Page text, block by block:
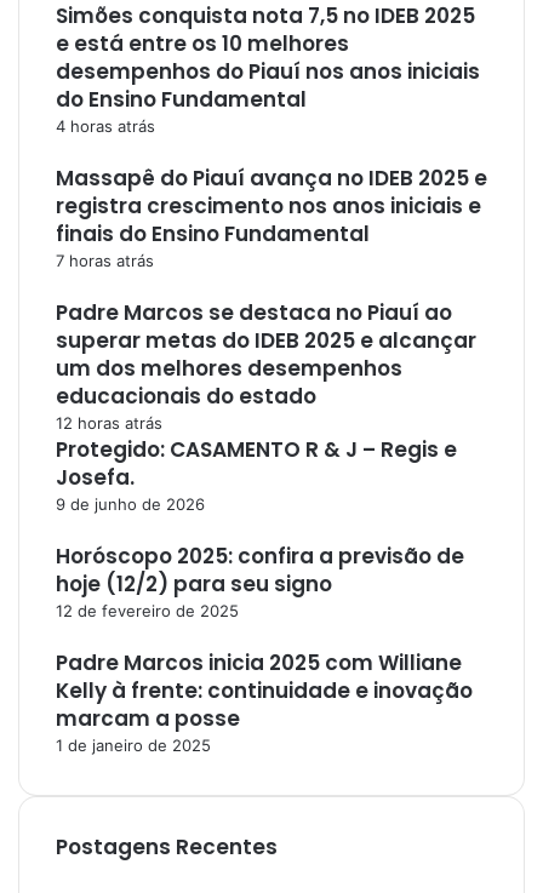
Simões conquista nota 7,5 no IDEB 2025
e está entre os 10 melhores
desempenhos do Piauí nos anos iniciais
do Ensino Fundamental
4 horas atrás
Massapê do Piauí avança no IDEB 2025 e
registra crescimento nos anos iniciais e
finais do Ensino Fundamental
7 horas atrás
Padre Marcos se destaca no Piauí ao
superar metas do IDEB 2025 e alcançar
um dos melhores desempenhos
educacionais do estado
12 horas atrás
Protegido: CASAMENTO R & J – Regis e
Josefa.
9 de junho de 2026
Horóscopo 2025: confira a previsão de
hoje (12/2) para seu signo
12 de fevereiro de 2025
Padre Marcos inicia 2025 com Williane
Kelly à frente: continuidade e inovação
marcam a posse
1 de janeiro de 2025
Postagens Recentes